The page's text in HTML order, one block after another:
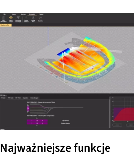
Najważniejsze funkcje